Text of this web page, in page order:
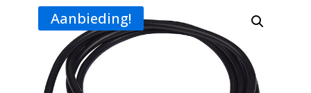
Aanbieding!